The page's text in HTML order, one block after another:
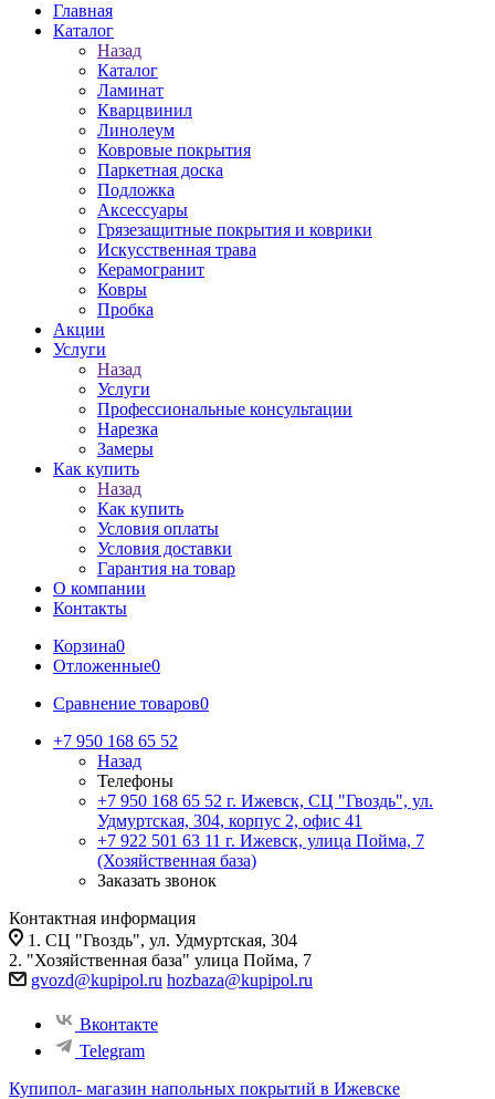
Главная
Каталог
Назад
Каталог
Ламинат
Кварцвинил
Линолеум
Ковровые покрытия
Паркетная доска
Подложка
Аксессуары
Грязезащитные покрытия и коврики
Искусственная трава
Керамогранит
Ковры
Пробка
Акции
Услуги
Назад
Услуги
Профессиональные консультации
Нарезка
Замеры
Как купить
Назад
Как купить
Условия оплаты
Условия доставки
Гарантия на товар
О компании
Контакты
Корзина0
Отложенные0
Сравнение товаров0
+7 950 168 65 52
Назад
Телефоны
+7 950 168 65 52 г. Ижевск, СЦ "Гвоздь", ул.
Удмуртская, 304, корпус 2, офис 41
+7 922 501 63 11 г. Ижевск, улица Пойма, 7
(Хозяйственная база)
Заказать звонок
Контактная информация
1. СЦ "Гвоздь", ул. Удмуртская, 304
2. "Хозяйственная база" улица Пойма, 7
gvozd@kupipol.ru hozbaza@kupipol.ru
Вконтакте
Telegram
Купипол- магазин напольных покрытий в Ижевске